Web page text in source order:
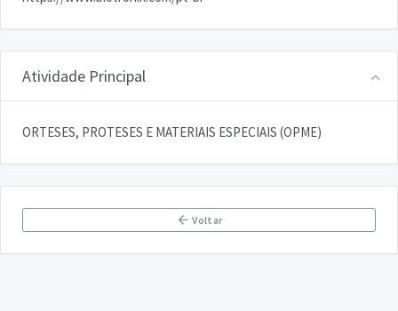
Atividade Principal
ORTESES, PROTESES E MATERIAIS ESPECIAIS (OPME)
Voltar